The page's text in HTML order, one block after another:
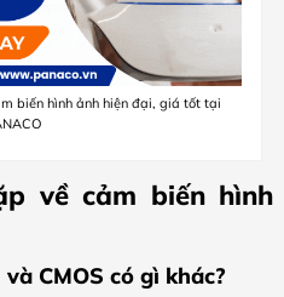
biến hình ảnh hiện đại, giá tốt tại
về cảm biến hình
CMOS có gì khác?